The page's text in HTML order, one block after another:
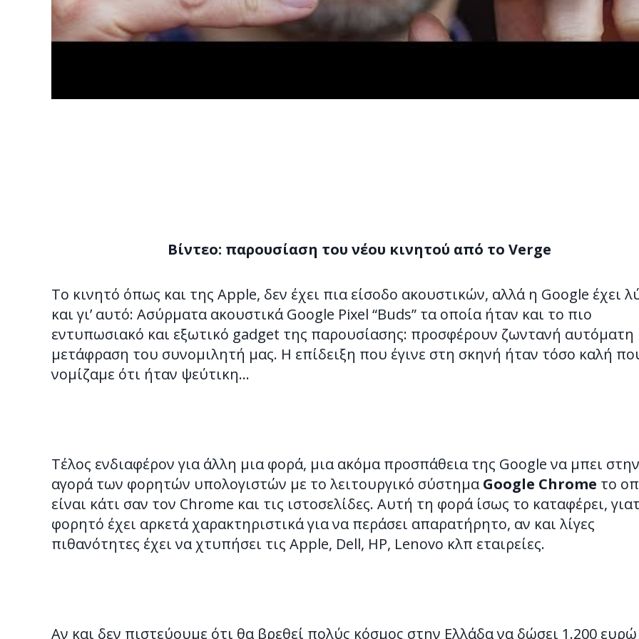
Βίντεο: παρουσίαση του νέου κινητού από το Verge
Tο κινητό όπως και της Apple, δεν έχει πια είσοδο ακουστικών, αλλά η Google έχει
και γι’ αυτό: Aσύρματα ακουστικά Google Pixel “Buds” τα οποία ήταν και το πιο
εντυπωσιακό και εξωτικό gadget της παρουσίασης: προσφέρουν ζωντανή αυτόματη
μετάφραση του συνομιλητή μας. Η επίδειξη που έγινε στη σκηνή ήταν τόσο καλή
νομίζαμε ότι ήταν ψεύτικη…
Τέλος ενδιαφέρον για άλλη μια φορά, μια ακόμα προσπάθεια της Google να μπει στην
αγορά των φορητών υπολογιστών με το λειτουργικό σύστημαGoogle Chrome το
είναι κάτι σαν τον Chrome και τις ιστοσελίδες. Αυτή τη φορά ίσως το καταφέρει,
φορητό έχει αρκετά χαρακτηριστικά για να περάσει απαρατήρητο, αν και λίγες
πιθανότητες έχει να χτυπήσει τις Apple, Dell, HP, Lenovo κλπ εταιρείες.
Αν και δεν πιστεύουμε ότι θα βρεθεί πολύς κόσμος στην Ελλάδα να δώσει 1.200 ευρώ